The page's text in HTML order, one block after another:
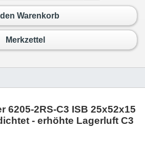
den Warenkorb
Merkzettel
6205-2RS-C3 ISB 25x52x15
- erhöhte Lagerluft C3